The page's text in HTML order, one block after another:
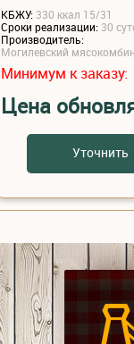
КБЖУ: 330 ккал 15/31
Сроки реализации: 30
Производитель:
Могилевский
Минимум к заказу:
Цена
Уточнить